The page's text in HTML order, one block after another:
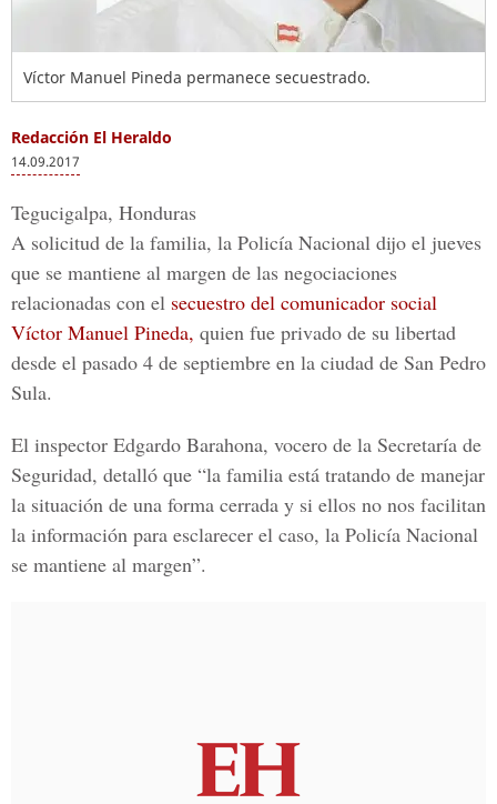
Víctor Manuel Pineda permanece secuestrado.
Redacción El Heraldo
14.09.2017
Tegucigalpa, Honduras
A solicitud de la familia, la Policía Nacional dijo el jueves
que se mantiene al margen de las negociaciones
relacionadas con el secuestro del comunicador social
Víctor Manuel Pineda, quien fue privado de su libertad
desde el pasado 4 de septiembre en la ciudad de San Pedro
Sula.
El inspector Edgardo Barahona, vocero de la Secretaría de
Seguridad, detalló que “la familia está tratando de manejar
la situación de una forma cerrada y si ellos no nos facilitan
la información para esclarecer el caso, la Policía Nacional
se mantiene al margen”.